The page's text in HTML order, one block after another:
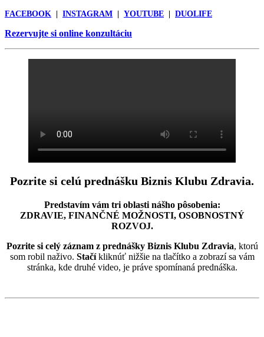
FACEBOOK INSTAGRAM YOUTUBE DUOLIFE
Rezervujte si online konzultáciu
Pozrite si celú prednášku Biznis Klubu Zdravia.
Predstavím vám tri oblasti nášho pôsobenia:
ZDRAVIE, FINANČNÉ MOŽNOSTI, OSOBNOSTNÝ
ROZVOJ.
Pozrite si celý záznam z prednášky Biznis Klubu Zdravia, ktorú
som robil naživo. Stačíkliknúť nižšie na tlačítko a zobrazí sa vám
stránka, kde druhé video, je práve spomínaná prednáška.